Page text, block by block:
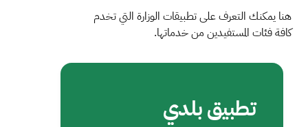
هنا يمكنك التعرف على تطبيقات الوزارة التي تخدم
كافة فئات المستفيدين من خدماتها.
تطبيق بلدي